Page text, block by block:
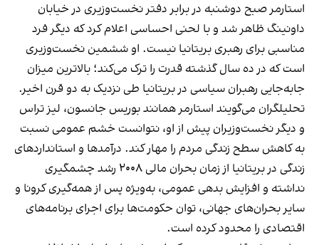
استارمر صبح دوشنبه در برابر دفتر نخست‌وزیری در خیابان
داونینگ ظاهر شد و با لحنی احساسی اعلام کرد که دیگر فرد
مناسبی برای رهبری بریتانیا نیست. او ششمین نخست‌وزیری
است که در ده سال گذشته قدرت را ترک می‌کند؛ بالاترین میزان
جابه‌جایی رهبران سیاسی در بریتانیا طی نزدیک به دو قرن اخیر.
تحلیلگران می‌گویند استارمر همانند بوریس جانسون، لیز تراس
و دیگر نخست‌وزیران پیش از او، نتوانست خشم عمومی نسبت
به کاهش سطح زندگی مردم را مهار کند. درآمدها و استانداردهای
زندگی در بریتانیا از زمان بحران مالی ۲۰۰۸ رشد چشمگیری
نداشته و افزایش بدهی عمومی، به‌ویژه پس از همه‌گیری کرونا و
سایر بحران‌های جهانی، توان حکومت‌ها برای اجرای برنامه‌های
اقتصادی را محدود کرده است.